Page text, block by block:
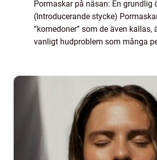
Pormaskar på näsan: En grundlig
(Introducerande stycke)
”komedoner” som de även kallas,
vanligt hudproblem som många